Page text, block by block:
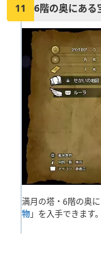
11 6階の奥にある
満月の塔・6階の奥
物」を入手できます。